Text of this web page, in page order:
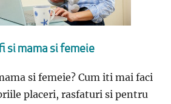
si mama si femeie
si femeie? Cum iti mai faci
placeri, rasfaturi si pentru